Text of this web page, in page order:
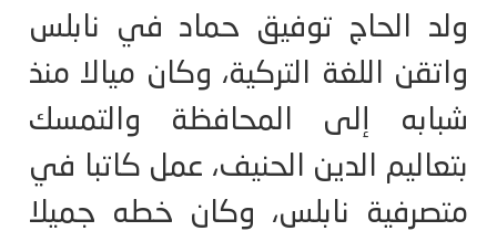
ولد الحاج توفيق حماد في نابلس
واتقن اللغة التركية، وكان ميالا منذ
شبابه إلى المحافظة والتمسك
بتعاليم الدين الحنيف، عمل كاتبا في
متصرفية نابلس، وكان خطه جميلا